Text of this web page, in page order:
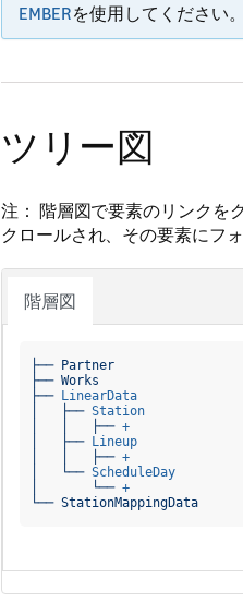
EMBERを使用してください。
ツリー図
注： 階層図で要素のリンクを
クロールされ、その要素にフ
階層図
├── Partner
├── Works
├── LinearData
│   ├── Station
│   │   ├── +
│   ├── Lineup
│   │   ├── +
│   └── ScheduleDay
│       └── +